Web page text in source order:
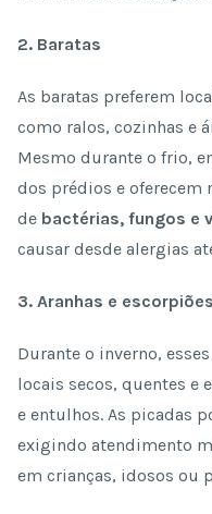
2. Baratas
As baratas preferem
como ralos, cozinhas e
Mesmo durante o frio,
dos prédios e oferecem
de bactérias, fungos e
causar desde alergias
3. Aranhas e escorpiões
Durante o inverno,
locais secos, quentes e
e entulhos. As picadas
exigindo atendimento
em crianças, idosos ou